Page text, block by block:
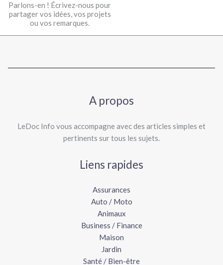
Parlons-en ! Écrivez-nous pour
partager vos idées, vos projets
ou vos remarques.
A propos
LeDoc Info vous accompagne avec des articles simples et
pertinents sur tous les sujets.
Liens rapides
Assurances
Auto / Moto
Animaux
Business / Finance
Maison
Jardin
Santé / Bien-être